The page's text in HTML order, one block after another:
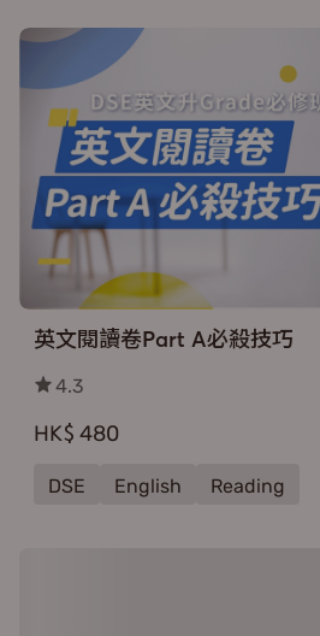
英文閱讀卷Part A必殺技巧
4.3
HK$ 480
DSE English Reading